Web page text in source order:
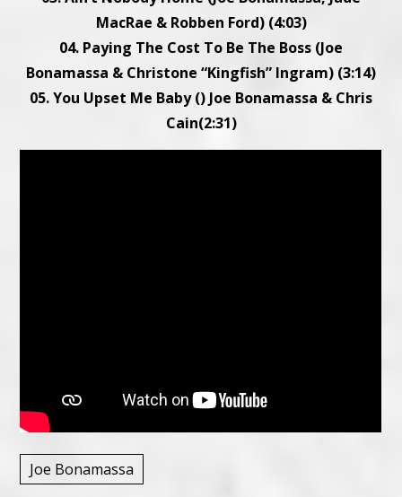
MacRae & Robben Ford) (4:03)
04. Paying The Cost To Be The Boss (Joe
Bonamassa & Christone “Kingfish” Ingram) (3:14)
05. You Upset Me Baby () Joe Bonamassa & Chris
Cain(2:31)
Joe Bonamassa